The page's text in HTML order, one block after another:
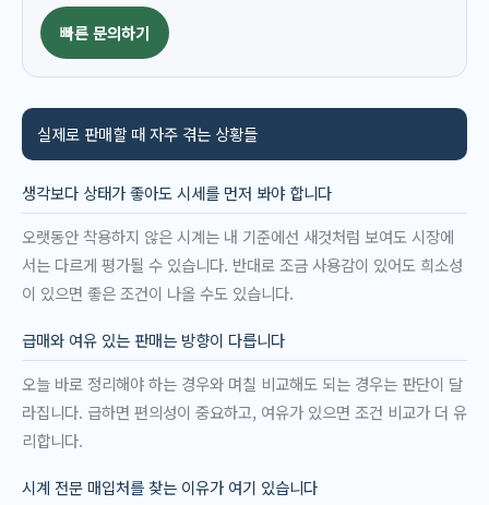
빠른 문의하기
실제로 판매할 때 자주 겪는 상황들
생각보다 상태가 좋아도 시세를 먼저 봐야 합니다
오랫동안 착용하지 않은 시계는 내 기준에선 새것처럼 보여도 시장에
서는 다르게 평가될 수 있습니다. 반대로 조금 사용감이 있어도 희소성
이 있으면 좋은 조건이 나올 수도 있습니다.
급매와 여유 있는 판매는 방향이 다릅니다
오늘 바로 정리해야 하는 경우와 며칠 비교해도 되는 경우는 판단이 달
라집니다. 급하면 편의성이 중요하고, 여유가 있으면 조건 비교가 더 유
리합니다.
시계 전문 매입처를 찾는 이유가 여기 있습니다